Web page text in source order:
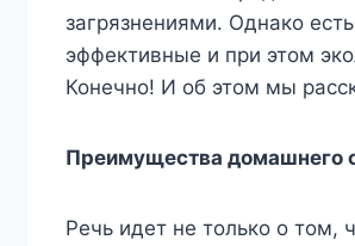
загрязнениями. Однако
эффективные и при этом
Конечно! И об этом мы
Преимущества домашнего
Речь идет не только о том,